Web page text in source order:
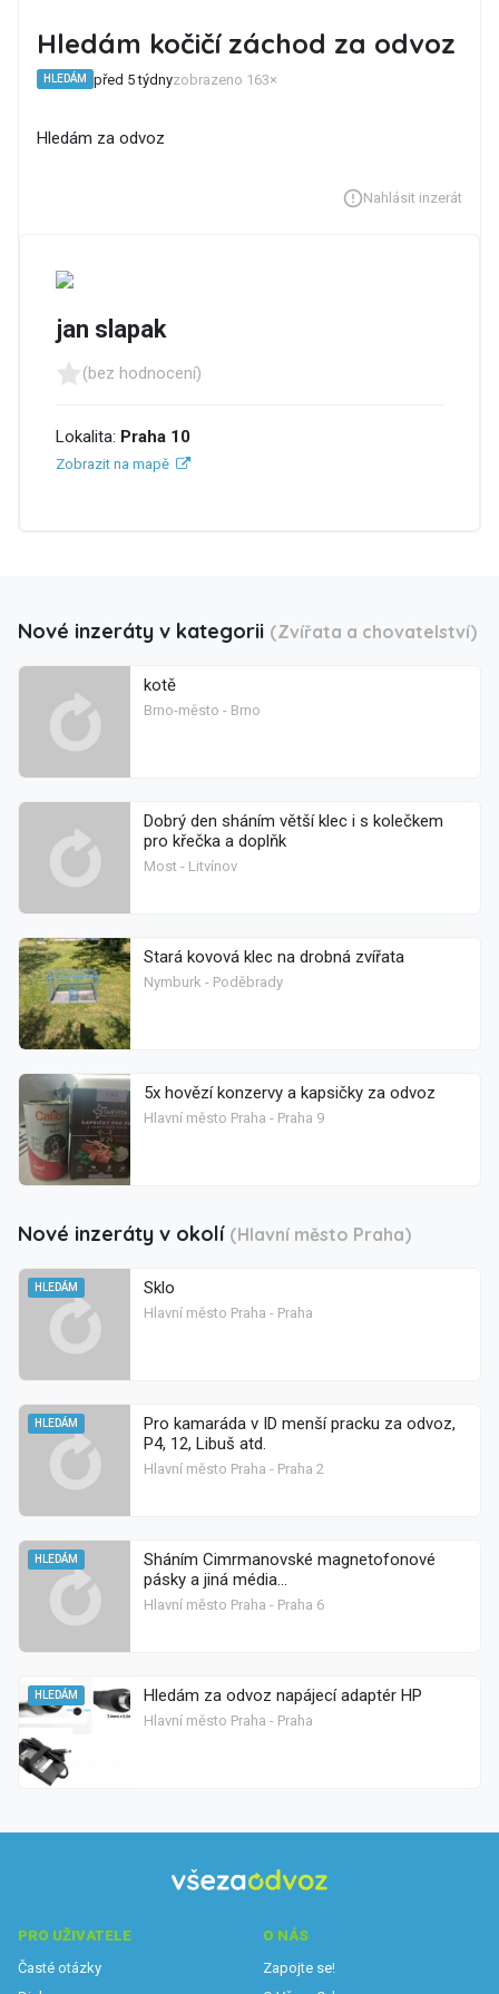
Hledám kočičí záchod za odvoz
HLEDÁM před 5 týdnyzobrazeno 163×
Hledám za odvoz
Nahlásit inzerát
jan slapak
(bez hodnocení)
Lokalita: Praha 10
Zobrazit na mapě
Nové inzeráty v kategorii (Zvířata a chovatelství)
kotě
Brno-město - Brno
Dobrý den sháním větší klec i s kolečkem
pro křečka a doplňk
Most - Litvínov
Stará kovová klec na drobná zvířata
Nymburk - Poděbrady
5x hovězí konzervy a kapsičky za odvoz
Hlavní město Praha - Praha 9
Nové inzeráty v okolí (Hlavní město Praha)
HLEDÁM Sklo
Hlavní město Praha - Praha
HLEDÁM
Pro kamaráda v ID menší pracku za odvoz,
P4, 12, Libuš atd.
Hlavní město Praha - Praha 2
HLEDÁM
Sháním Cimrmanovské magnetofonové
pásky a jiná média...
Hlavní město Praha - Praha 6
HLEDÁM Hledám za odvoz napájecí adaptér HP
Hlavní město Praha - Praha
PRO UŽIVATELE
Časté otázky
O NÁS
Zapojte se!